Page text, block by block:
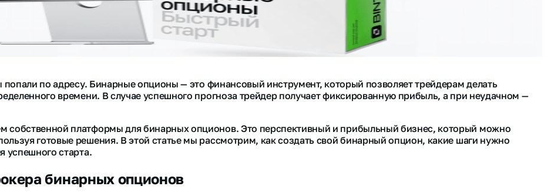
по адресу. Бинарные опционы — это финансовый инструмент, который позволяет трейдерам делать
времени. В случае успешного прогноза трейдер получает фиксированную прибыль, а при неудачном —
собственной платформы для бинарных опционов. Это перспективный и прибыльный бизнес, который можно
готовые решения. В этой статье мы рассмотрим, как создать свой бинарный опцион, какие шаги нужно
успешного старта.
бинарных опционов